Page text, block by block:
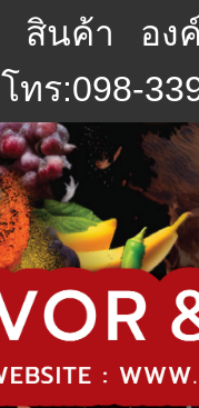
สินค้า
อง
โทร:098-